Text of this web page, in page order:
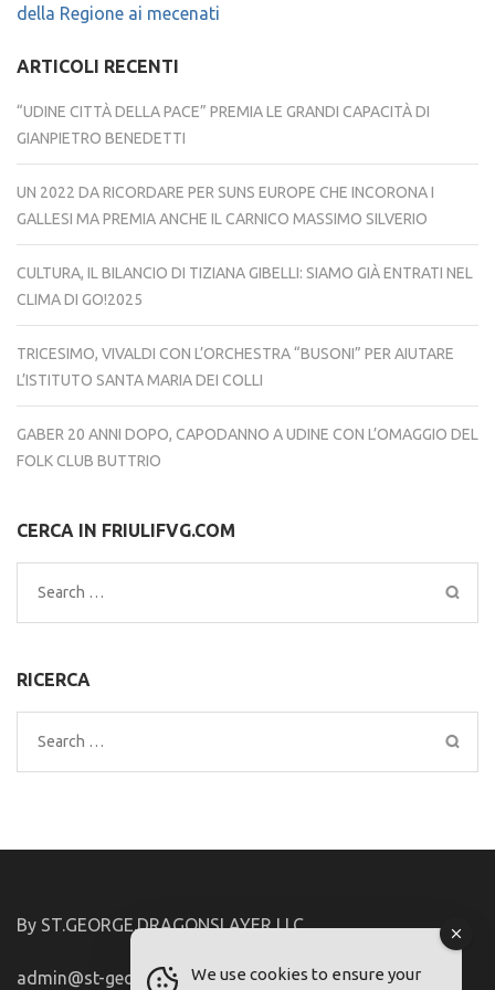
della Regione ai mecenati
ARTICOLI RECENTI
“UDINE CITTÀ DELLA PACE” PREMIA LE GRANDI CAPACITÀ DI
GIANPIETRO BENEDETTI
UN 2022 DA RICORDARE PER SUNS EUROPE CHE INCORONA I
GALLESI MA PREMIA ANCHE IL CARNICO MASSIMO SILVERIO
CULTURA, IL BILANCIO DI TIZIANA GIBELLI: SIAMO GIÀ ENTRATI NEL
CLIMA DI GO!2025
TRICESIMO, VIVALDI CON L’ORCHESTRA “BUSONI” PER AIUTARE
L’ISTITUTO SANTA MARIA DEI COLLI
GABER 20 ANNI DOPO, CAPODANNO A UDINE CON L’OMAGGIO DEL
FOLK CLUB BUTTRIO
CERCA IN FRIULIFVG.COM
Search
for:
RICERCA
Search
for:
By ST.GEORGE.DRAGONSLAYER LLC
admin@st-george-dragonslayer.comWe use cookies to ensure your